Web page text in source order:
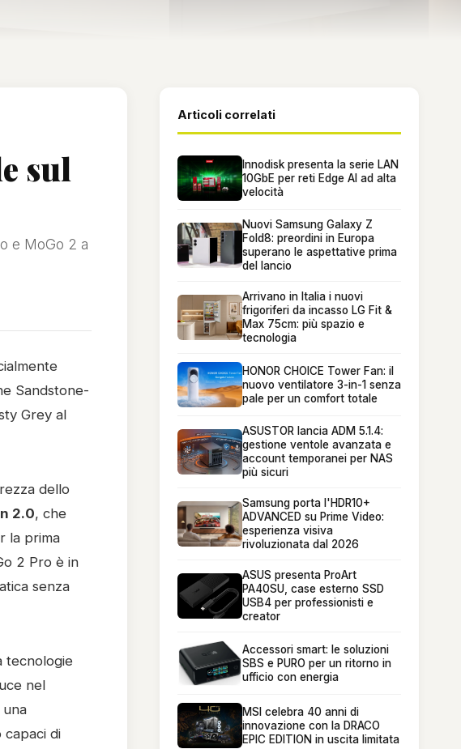
sul
e MoGo 2 a
Sandstone-
Grey al
dello
2.0, che
la prima
2 Pro è in
senza
tecnologie
nel
una
di
Articoli correlati
Innodisk presenta la serie LAN
10GbE per reti Edge AI ad alta
velocità
Nuovi Samsung Galaxy Z
Fold8: preordini in Europa
superano le aspettative prima
del lancio
Arrivano in Italia i nuovi
frigoriferi da incasso LG Fit &
Max 75cm: più spazio e
tecnologia
HONOR CHOICE Tower Fan: il
nuovo ventilatore 3-in-1 senza
pale per un comfort totale
ASUSTOR lancia ADM 5.1.4:
gestione ventole avanzata e
account temporanei per NAS
più sicuri
Samsung porta l'HDR10+
ADVANCED su Prime Video:
esperienza visiva
rivoluzionata dal 2026
ASUS presenta ProArt
PA40SU, case esterno SSD
USB4 per professionisti e
creator
Accessori smart: le soluzioni
SBS e PURO per un ritorno in
ufficio con energia
MSI celebra 40 anni di
innovazione con la DRACO
EPIC EDITION in uscita limitata